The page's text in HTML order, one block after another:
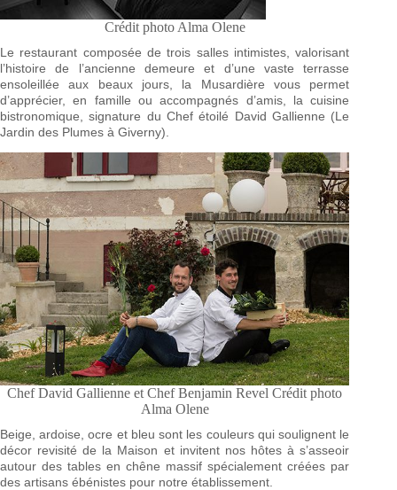
Crédit photo Alma Olene
Le restaurant composée de trois salles intimistes, valorisant
l’histoire de l’ancienne demeure et d’une vaste terrasse
ensoleillée aux beaux jours, la Musardière vous permet
d’apprécier, en famille ou accompagnés d’amis, la cuisine
bistronomique, signature du Chef étoilé David Gallienne (Le
Jardin des Plumes à Giverny).
Chef David Gallienne et Chef Benjamin Revel Crédit photo
Alma Olene
Beige, ardoise, ocre et bleu sont les couleurs qui soulignent le
décor revisité de la Maison et invitent nos hôtes à s’asseoir
autour des tables en chêne massif spécialement créées par
des artisans ébénistes pour notre établissement.